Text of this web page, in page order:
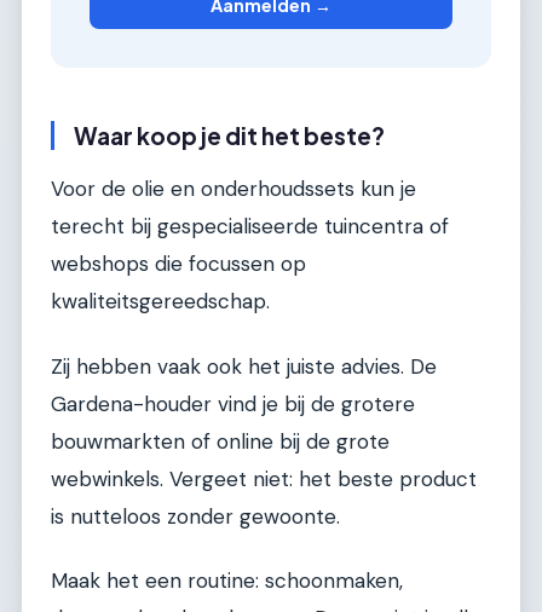
Aanmelden →
Waar koop je dit het beste?
Voor de olie en onderhoudssets kun je
terecht bij gespecialiseerde tuincentra of
webshops die focussen op
kwaliteitsgereedschap.
Zij hebben vaak ook het juiste advies. De
Gardena-houder vind je bij de grotere
bouwmarkten of online bij de grote
webwinkels. Vergeet niet: het beste product
is nutteloos zonder gewoonte.
Maak het een routine: schoonmaken,